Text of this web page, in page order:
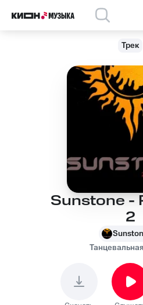
Трек
Sunstone -
2
Танцевальная